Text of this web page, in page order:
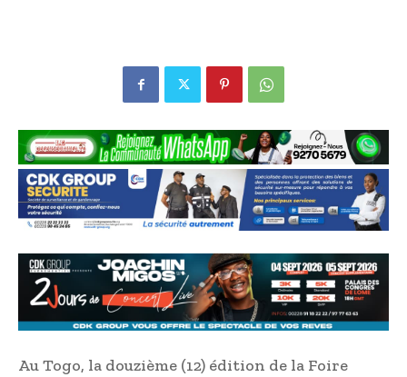
Au Togo, la douzième (12) édition de la Foire